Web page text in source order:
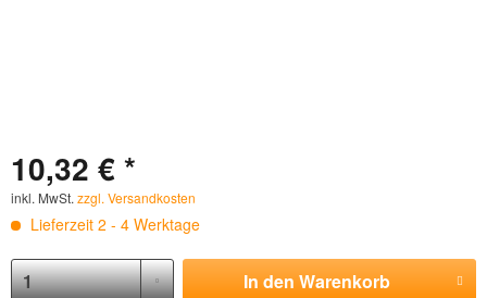
10,32 € *
inkl. MwSt. zzgl. Versandkosten
Lieferzeit 2 - 4 Werktage
In denWarenkorb